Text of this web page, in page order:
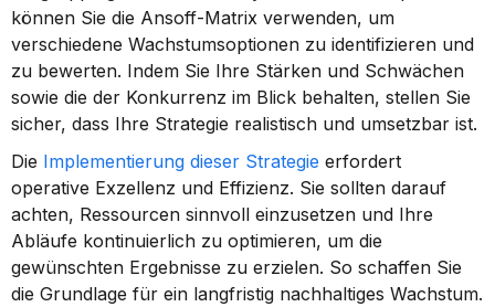
können Sie die Ansoff-Matrix verwenden, um
verschiedene Wachstumsoptionen zu identifizieren und
zu bewerten. Indem Sie Ihre Stärken und Schwächen
sowie die der Konkurrenz im Blick behalten, stellen Sie
sicher, dass Ihre Strategie realistisch und umsetzbar ist.
Die Implementierung dieser Strategie erfordert
operative Exzellenz und Effizienz. Sie sollten darauf
achten, Ressourcen sinnvoll einzusetzen und Ihre
Abläufe kontinuierlich zu optimieren, um die
gewünschten Ergebnisse zu erzielen. So schaffen Sie
die Grundlage für ein langfristig nachhaltiges Wachstum.